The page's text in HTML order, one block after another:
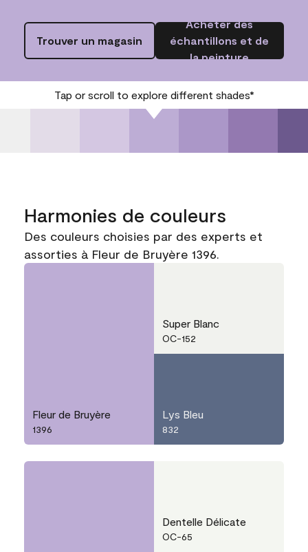
Trouver un magasin
Acheter des
échantillons et de
la peinture
Tap or scroll to explore different shades*
Harmonies de couleurs
Des couleurs choisies par des experts et
assorties à Fleur de Bruyère 1396.
Fleur de Bruyère
1396
Super Blanc
OC-152
Lys Bleu
832
Dentelle Délicate
OC-65